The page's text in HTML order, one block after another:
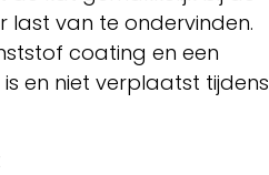
last van te ondervinden.
coating en een
en niet verplaatst tijdens